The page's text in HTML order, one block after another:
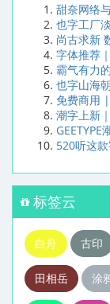
甜奈网络
也字工厂
尚古求新
字体推荐
霸气有力
也字山海
免费商用 |
潮字上新
520听这
标签云
白舟 古印
田相岳 涂